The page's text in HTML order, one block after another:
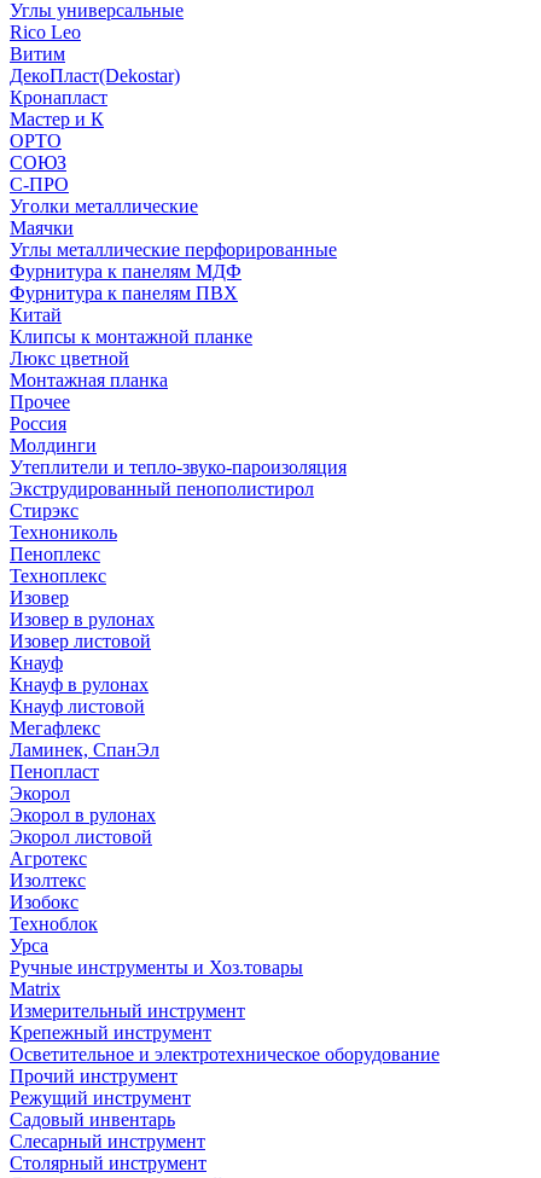
Углы универсальные
Rico Leo
Витим
ДекоПласт(Dekostar)
Кронапласт
Мастер и К
ОРТО
СОЮЗ
С-ПРО
Уголки металлические
Маячки
Углы металлические перфорированные
Фурнитура к панелям МДФ
Фурнитура к панелям ПВХ
Китай
Клипсы к монтажной планке
Люкс цветной
Монтажная планка
Прочее
Россия
Молдинги
Утеплители и тепло-звуко-пароизоляция
Экструдированный пенополистирол
Стирэкс
Технониколь
Пеноплекс
Техноплекс
Изовер
Изовер в рулонах
Изовер листовой
Кнауф
Кнауф в рулонах
Кнауф листовой
Мегафлекс
Ламинек, СпанЭл
Пенопласт
Экорол
Экорол в рулонах
Экорол листовой
Агротекс
Изолтекс
Изобокс
Техноблок
Урса
Ручные инструменты и Хоз.товары
Matrix
Измерительный инструмент
Крепежный инструмент
Осветительное и электротехническое оборудование
Прочий инструмент
Режущий инструмент
Садовый инвентарь
Слесарный инструмент
Столярный инструмент